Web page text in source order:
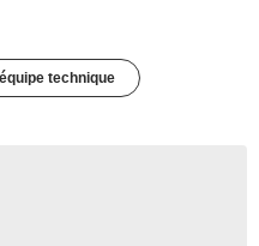
technique